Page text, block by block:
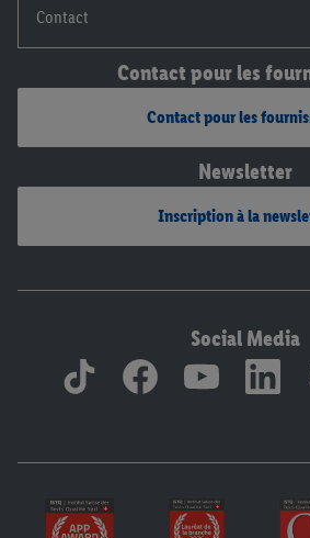
Contact
Contact pour les
Contact pour les
Newsletter
Inscription à la
Social Media